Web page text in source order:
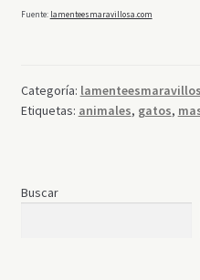
Fuente: lamenteesmaravillosa.com
Categoría:
Etiquetas: animales, gatos,
Buscar